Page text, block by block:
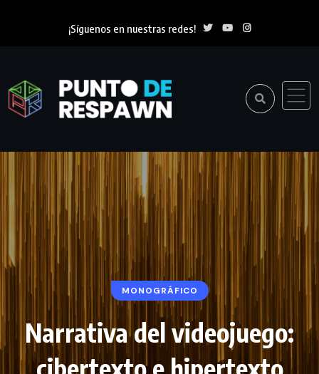
¡Síguenos en nuestras redes!
MONOGRÁFICO
Narrativa del videojuego: